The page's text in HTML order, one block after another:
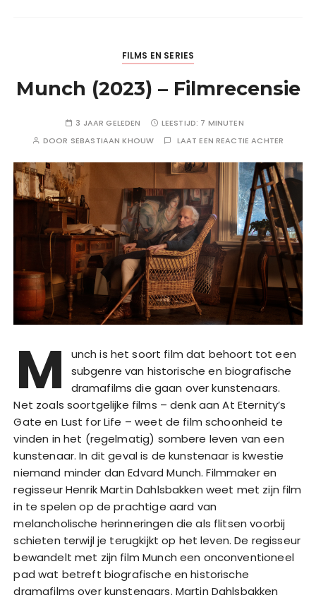
FILMS EN SERIES
Munch (2023) – Filmrecensie
3 JAAR GELEDEN LEESTIJD: 7 MINUTEN
DOOR SEBASTIAAN KHOUW LAAT EEN REACTIE ACHTER
M
unch is het soort film dat behoort tot een
subgenre van historische en biografische
dramafilms die gaan over kunstenaars.
Net zoals soortgelijke films – denk aan At Eternity’s
Gate en Lust for Life – weet de film schoonheid te
vinden in het (regelmatig) sombere leven van een
kunstenaar. In dit geval is de kunstenaar is kwestie
niemand minder dan Edvard Munch. Filmmaker en
regisseur Henrik Martin Dahlsbakken weet met zijn film
in te spelen op de prachtige aard van
melancholische herinneringen die als flitsen voorbij
schieten terwijl je terugkijkt op het leven. De regisseur
bewandelt met zijn film Munch een onconventioneel
pad wat betreft biografische en historische
dramafilms over kunstenaars. Martin Dahlsbakken